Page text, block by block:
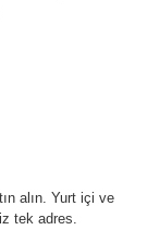
alın. Yurt içi ve
tek adres.